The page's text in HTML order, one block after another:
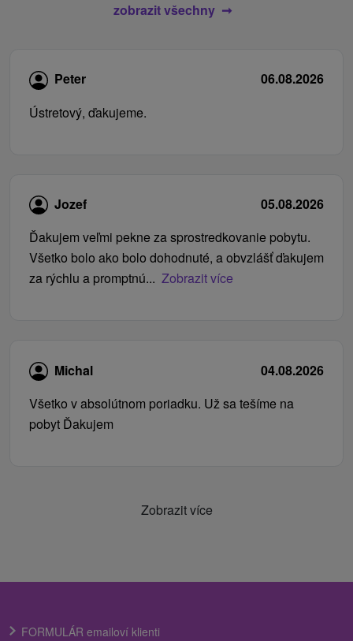
zobrazit všechny
Peter
06.08.2026
Ústretový, ďakujeme.
Jozef
05.08.2026
Ďakujem veľmi pekne za sprostredkovanie pobytu.
Všetko bolo ako bolo dohodnuté, a obvzlášť ďakujem
za rýchlu a promptnú... Zobrazit více
Michal
04.08.2026
Všetko v absolútnom poriadku. Už sa tešíme na
pobyt Ďakujem
Zobrazit více
FORMULÁR emailoví klienti